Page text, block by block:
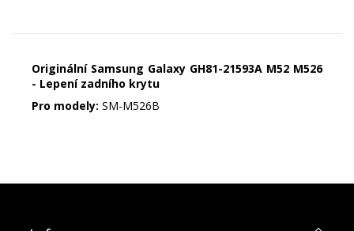
Originální Samsung Galaxy GH81-21593A M52 M526
- Lepení zadního krytu
Pro modely: SM-M526B